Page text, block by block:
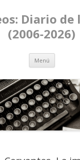
Diario de
(2006-2026)
Menú Ir al